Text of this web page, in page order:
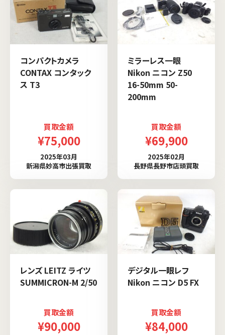
コンパクトカメラ
CONTAX コンタック
ス T3
買取金額
¥75,000
2025年03月
新潟県妙高市出張買取
ミラーレス一眼
Nikon ニコン Z50
16-50mm 50-
200mm
買取金額
¥69,900
2025年02月
長野県長野市店頭買取
レンズ LEITZ ライツ
SUMMICRON-M 2/50
買取金額
¥90,000
デジタル一眼レフ
Nikon ニコン D5 FX
買取金額
¥84,000